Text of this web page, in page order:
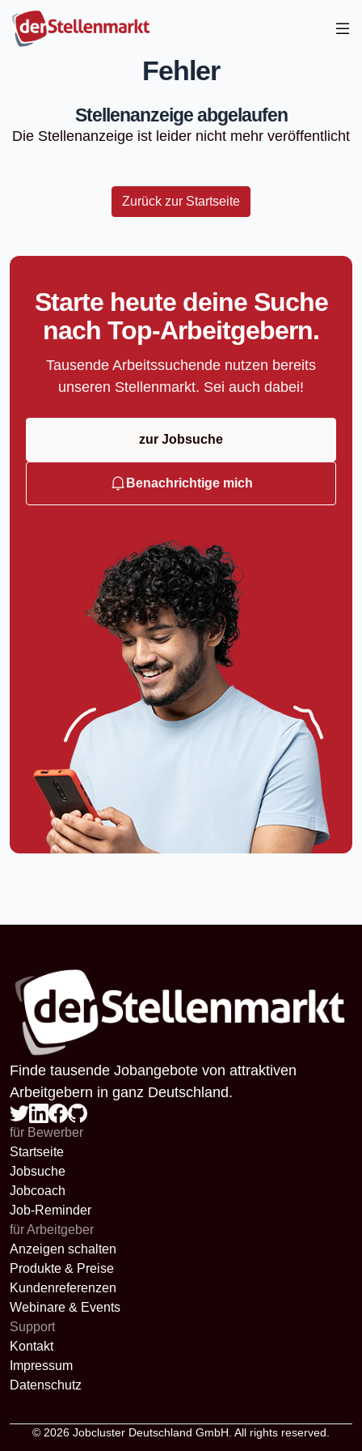
Fehler
Stellenanzeige abgelaufen
Die Stellenanzeige ist leider nicht mehr veröffentlicht
Zurück zur Startseite
Starte heute deine Suche
nach Top-Arbeitgebern.
Tausende Arbeitssuchende nutzen bereits
unseren Stellenmarkt. Sei auch dabei!
zur Jobsuche
Benachrichtige mich
Finde tausende Jobangebote von attraktiven
Arbeitgebern in ganz Deutschland.
für Bewerber
Startseite
Jobsuche
Jobcoach
Job-Reminder
für Arbeitgeber
Anzeigen schalten
Produkte & Preise
Kundenreferenzen
Webinare & Events
Support
Kontakt
Impressum
Datenschutz
© 2026 Jobcluster Deutschland GmbH. All rights reserved.